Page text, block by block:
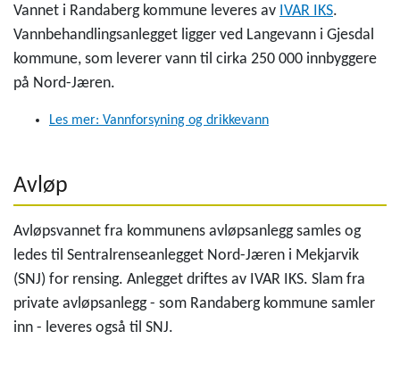
Vannet i Randaberg kommune leveres av IVAR IKS.
Vannbehandlingsanlegget ligger ved Langevann i Gjesdal
kommune, som leverer vann til cirka 250 000 innbyggere
på Nord-Jæren.
Les mer: Vannforsyning og drikkevann
Avløp
Avløpsvannet fra kommunens avløpsanlegg samles og
ledes til Sentralrenseanlegget Nord-Jæren i Mekjarvik
(SNJ) for rensing. Anlegget driftes av IVAR IKS. Slam fra
private avløpsanlegg - som Randaberg kommune samler
inn - leveres også til SNJ.